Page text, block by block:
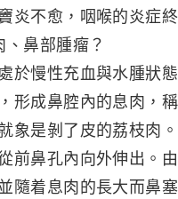
炎不愈，咽喉的炎症
鼻部腫瘤？
於慢性充血與水腫狀
形成鼻腔內的息肉，
象是剝了皮的荔枝肉
前鼻孔內向外伸出。
隨着息肉的長大而鼻